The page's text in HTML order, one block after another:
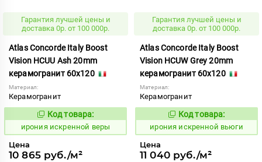
Гарантия лучшей цены и
доставка 0р. от 100 000р.
Atlas Concorde Italy Boost
Vision HCUU Ash 20mm
керамогранит 60x120
Материал:
Керамогранит
1098258
Код товара:
ирония искренной веры
Цена
10 865 руб./м²
Гарантия лучшей цены и
доставка 0р. от 100 000р.
Atlas Concorde Italy Boost
Vision HCUW Grey 20mm
керамогранит 60x120
Материал:
Керамогранит
1098264
Код товара:
ирония искренной вьюги
Цена
11 040 руб./м²